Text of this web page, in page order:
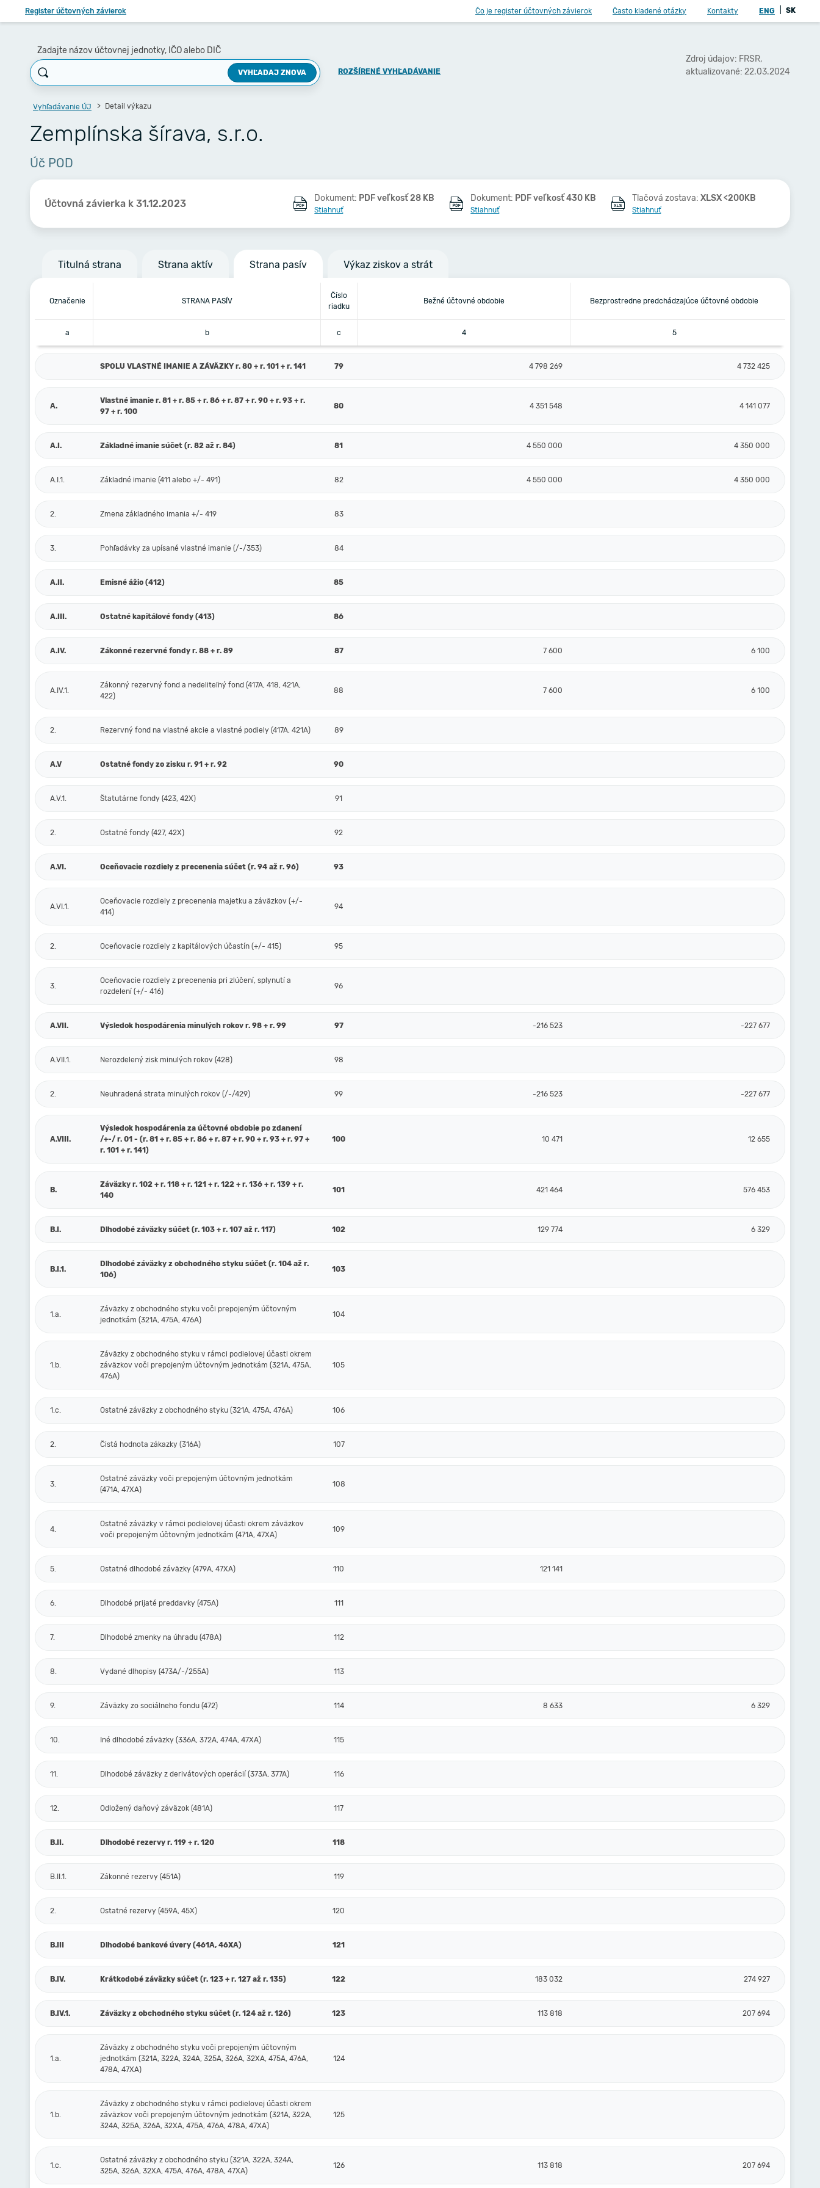
Register účtovných závierok Čo je register účtovných závierok Často kladené otázky Kontakty ENG SK
Zadajte názov účtovnej jednotky, IČO alebo DIČ
VYHĽADAJ ZNOVA ROZŠÍRENÉ VYHĽADÁVANIE
Zdroj údajov: FRSR,
aktualizované: 22.03.2024
Vyhľadávanie ÚJ Detail výkazu
Zemplínska šírava, s.r.o.
Úč POD
Účtovná závierka k 31.12.2023 Dokument: PDF veľkosť 28 KB
Stiahnuť
Dokument: PDF veľkosť 430 KB
Stiahnuť
Tlačová zostava:XLSX <200KB
Stiahnuť
Titulná strana Strana aktív Strana pasív Výkaz ziskov a strát
Označenie STRANA PASÍV
Číslo
riadku
Bežné účtovné obdobie Bezprostredne predchádzajúce účtovné obdobie
a b c 4 5
SPOLU VLASTNÉ IMANIE A ZÁVÄZKY r. 80 + r. 101 + r. 141 79 4 798 269 4 732 425
A.
Vlastné imanie r. 81 + r. 85 + r. 86 + r. 87 + r. 90 + r. 93 + r.
97 + r. 100
80 4 351 548 4 141 077
A.I. Základné imanie súčet (r. 82 až r. 84) 81 4 550 000 4 350 000
A.I.1. Základné imanie (411 alebo +/- 491) 82 4 550 000 4 350 000
2. Zmena základného imania +/- 419 83
3. Pohľadávky za upísané vlastné imanie (/-/353) 84
A.II. Emisné ážio (412) 85
A.III. Ostatné kapitálové fondy (413) 86
A.IV. Zákonné rezervné fondy r. 88 + r. 89 87 7 600 6 100
A.IV.1.
Zákonný rezervný fond a nedeliteľný fond (417A, 418, 421A,
422)
88 7 600 6 100
2. Rezervný fond na vlastné akcie a vlastné podiely (417A, 421A) 89
A.V Ostatné fondy zo zisku r. 91 + r. 92 90
A.V.1. Štatutárne fondy (423, 42X) 91
2. Ostatné fondy (427, 42X) 92
A.VI. Oceňovacie rozdiely z precenenia súčet (r. 94 až r. 96) 93
A.VI.1.
Oceňovacie rozdiely z precenenia majetku a záväzkov (+/-
414)
94
2. Oceňovacie rozdiely z kapitálových účastín (+/- 415) 95
3.
Oceňovacie rozdiely z precenenia pri zlúčení, splynutí a
rozdelení (+/- 416)
96
A.VII. Výsledok hospodárenia minulých rokov r. 98 + r. 99 97 -216 523 -227 677
A.VII.1. Nerozdelený zisk minulých rokov (428) 98
2. Neuhradená strata minulých rokov (/-/429) 99 -216 523 -227 677
A.VIII.
Výsledok hospodárenia za účtovné obdobie po zdanení
/+-/ r. 01 - (r. 81 + r. 85 + r. 86 + r. 87 + r. 90 + r. 93 + r. 97 +
r. 101 + r. 141)
100 10 471 12 655
B.
Záväzky r. 102 + r. 118 + r. 121 + r. 122 + r. 136 + r. 139 + r.
140
101 421 464 576 453
B.I. Dlhodobé záväzky súčet (r. 103 + r. 107 až r. 117) 102 129 774 6 329
B.I.1.
Dlhodobé záväzky z obchodného styku súčet (r. 104 až r.
106)
103
1.a.
Záväzky z obchodného styku voči prepojeným účtovným
jednotkám (321A, 475A, 476A)
104
1.b.
Záväzky z obchodného styku v rámci podielovej účasti okrem
záväzkov voči prepojeným účtovným jednotkám (321A, 475A,
476A)
105
1.c. Ostatné záväzky z obchodného styku (321A, 475A, 476A) 106
2. Čistá hodnota zákazky (316A) 107
3.
Ostatné záväzky voči prepojeným účtovným jednotkám
(471A, 47XA)
108
4.
Ostatné záväzky v rámci podielovej účasti okrem záväzkov
voči prepojeným účtovným jednotkám (471A, 47XA)
109
5. Ostatné dlhodobé záväzky (479A, 47XA) 110 121 141
6. Dlhodobé prijaté preddavky (475A) 111
7. Dlhodobé zmenky na úhradu (478A) 112
8. Vydané dlhopisy (473A/-/255A) 113
9. Záväzky zo sociálneho fondu (472) 114 8 633 6 329
10. Iné dlhodobé záväzky (336A, 372A, 474A, 47XA) 115
11. Dlhodobé záväzky z derivátových operácií (373A, 377A) 116
12. Odložený daňový záväzok (481A) 117
B.II. Dlhodobé rezervy r. 119 + r. 120 118
B.II.1. Zákonné rezervy (451A) 119
2. Ostatné rezervy (459A, 45X) 120
B.III Dlhodobé bankové úvery (461A, 46XA) 121
B.IV. Krátkodobé záväzky súčet (r. 123 + r. 127 až r. 135) 122 183 032 274 927
B.IV.1. Záväzky z obchodného styku súčet (r. 124 až r. 126) 123 113 818 207 694
1.a.
Záväzky z obchodného styku voči prepojeným účtovným
jednotkám (321A, 322A, 324A, 325A, 326A, 32XA, 475A, 476A,
478A, 47XA)
124
1.b.
Záväzky z obchodného styku v rámci podielovej účasti okrem
záväzkov voči prepojeným účtovným jednotkám (321A, 322A,
324A, 325A, 326A, 32XA, 475A, 476A, 478A, 47XA)
125
1.c.
Ostatné záväzky z obchodného styku (321A, 322A, 324A,
325A, 326A, 32XA, 475A, 476A, 478A, 47XA)
126 113 818 207 694